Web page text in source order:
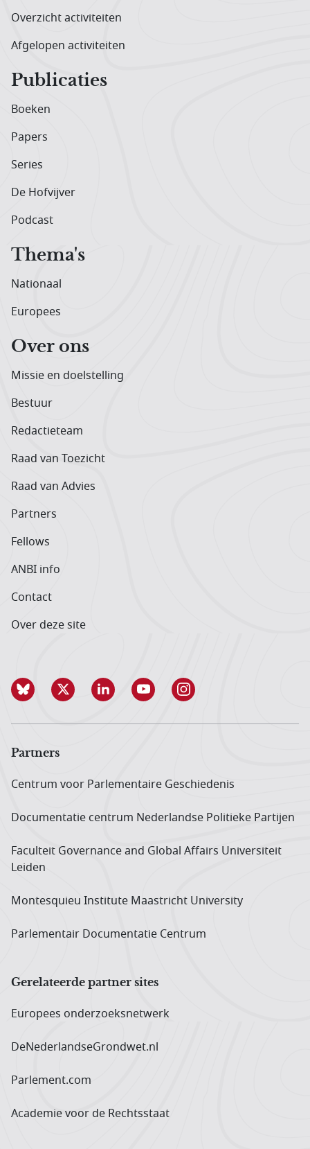
Overzicht activiteiten
Afgelopen activiteiten
Publicaties
Boeken
Papers
Series
De Hofvijver
Podcast
Thema's
Nationaal
Europees
Over ons
Missie en doelstelling
Bestuur
Redactieteam
Raad van Toezicht
Raad van Advies
Partners
Fellows
ANBI info
Contact
Over deze site
Partners
Centrum voor Parlementaire Geschiedenis
Documentatie centrum Neder­landse Politieke Partijen
Faculteit Governance and Global Affairs Universiteit
Leiden
Montesquieu Institute Maastricht University
Parlementair Documentatie Centrum
Gerelateerde partner sites
Europees onderzoeks­netwerk
DeNederlandseGrondwet.nl
Parlement.com
Academie voor de Rechtsstaat